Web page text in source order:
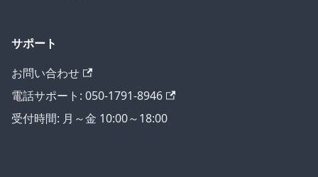
サポート
お問い合わせ
電話サポート: 050-1791-8946
受付時間: 月～金 10:00～18:00